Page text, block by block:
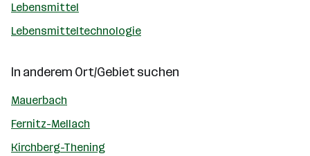
Lebensmittel
Lebensmitteltechnologie
In anderem Ort/Gebiet suchen
Mauerbach
Fernitz-Mellach
Kirchberg-Thening